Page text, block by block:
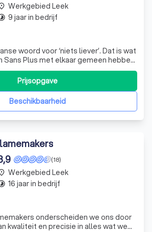
woord voor ‘niets liever’. Dat is wat
Sans Plus met elkaar gemeen hebben:
dan schrijven. Ons verhaal begint met
recreatief schrijven haar eigen
Na tientallen samenwerkingen in
Beschikbaarheid
Prijsopgave
Werkgebied Leek
9 jaar in bedrijf
(18)
onderscheiden we ons door
kwaliteit en precisie in alles wat we
Werkgebied Leek
16 jaar in bedrijf